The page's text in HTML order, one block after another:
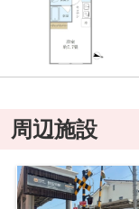
周辺施設